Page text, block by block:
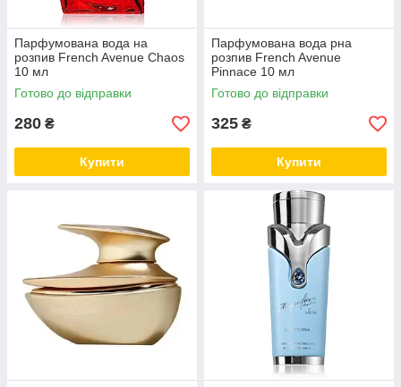
Парфумована вода на
розпив French Avenue Chaos
10 мл
Готово до відправки
280 ₴
Купити
Парфумована вода рна
розпив French Avenue
Pinnace 10 мл
Готово до відправки
325 ₴
Купити